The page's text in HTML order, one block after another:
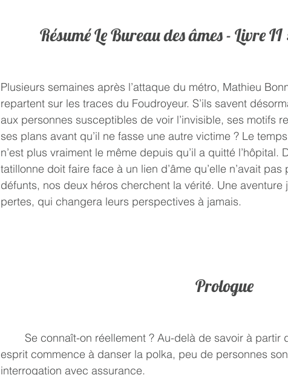
Résumé Le Bureau des âmes - Livre II
Plusieurs semaines après l’attaque du métro, Mathieu
repartent sur les traces du Foudroyeur. S’ils savent
aux personnes susceptibles de voir l’invisible, ses motifs
ses plans avant qu’il ne fasse une autre victime ? Le
n’est plus vraiment le même depuis qu’il a quitté
tatillonne doit faire face à un lien d’âme qu’elle n’avait
défunts, nos deux héros cherchent la vérité. Une
pertes, qui changera leurs perspectives à jamais.
Prologue
esprit commence à danser la polka, peu de personnes
interrogation avec assurance.